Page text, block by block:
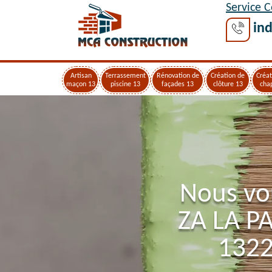
Service
Artisan
maçon 13
Terrassement
piscine 13
Rénovation de
façades 13
Création de
clôture 13
Nous
ZA LA